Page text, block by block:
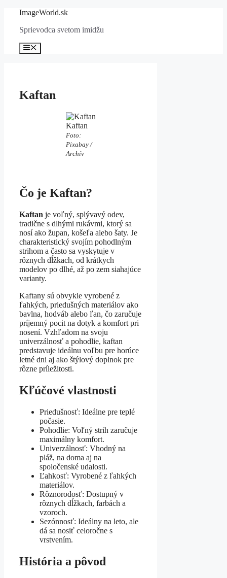
Preskočiť
obsah
ImageWorld.sk
Sprievodca svetom imidžu
Menu
Kaftan
Kaftan
Foto:
Pixabay /
Archív
Čo je Kaftan?
Kaftan je voľný, splývavý odev,
tradične s dlhými rukávmi, ktorý sa
nosí ako župan, košeľa alebo šaty. Je
charakteristický svojím pohodlným
strihom a často sa vyskytuje v
rôznych dĺžkach, od krátkych
modelov po dlhé, až po zem siahajúce
varianty.
Kaftany sú obvykle vyrobené z
ľahkých, priedušných materiálov ako
bavlna, hodváb alebo ľan, čo zaručuje
príjemný pocit na dotyk a komfort pri
nosení. Vzhľadom na svoju
univerzálnosť a pohodlie, kaftan
predstavuje ideálnu voľbu pre horúce
letné dni aj ako štýlový doplnok pre
rôzne príležitosti.
Kľúčové vlastnosti
Priedušnosť: Ideálne pre teplé
počasie.
Pohodlie: Voľný strih zaručuje
maximálny komfort.
Univerzálnosť: Vhodný na
pláž, na doma aj na
spoločenské udalosti.
Ľahkosť: Vyrobené z ľahkých
materiálov.
Rôznorodosť: Dostupný v
rôznych dĺžkach, farbách a
vzoroch.
Sezónnosť: Ideálny na leto, ale
dá sa nosiť celoročne s
vrstvením.
História a pôvod